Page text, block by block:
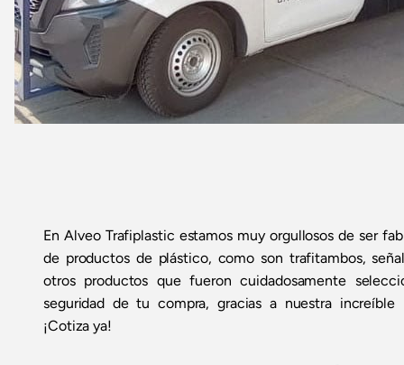
En Alveo Trafiplastic estamos muy orgullosos de ser
de productos de plástico, como son trafitambos,
otros productos que fueron cuidadosamente
seguridad de tu compra, gracias a nuestra increíble
¡Cotiza ya!